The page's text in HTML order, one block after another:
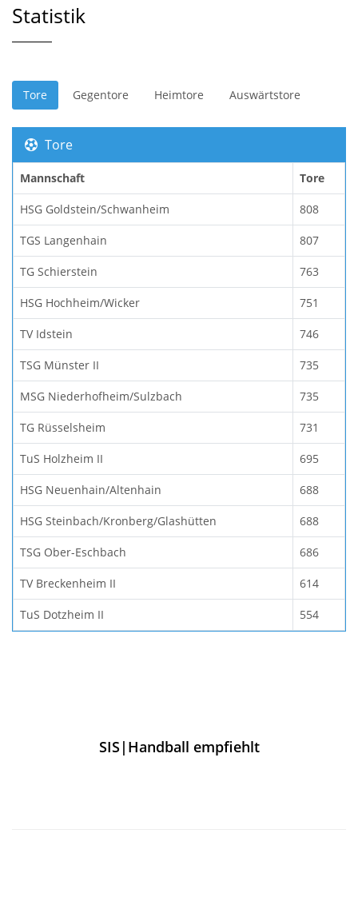
Statistik
Tore Gegentore Heimtore Auswärtstore
Tore
Mannschaft Tore
HSG Goldstein/Schwanheim 808
TGS Langenhain 807
TG Schierstein 763
HSG Hochheim/Wicker 751
TV Idstein 746
TSG Münster II 735
MSG Niederhofheim/Sulzbach 735
TG Rüsselsheim 731
TuS Holzheim II 695
HSG Neuenhain/Altenhain 688
HSG Steinbach/Kronberg/Glashütten 688
TSG Ober-Eschbach 686
TV Breckenheim II 614
TuS Dotzheim II 554
SIS|Handball empfiehlt